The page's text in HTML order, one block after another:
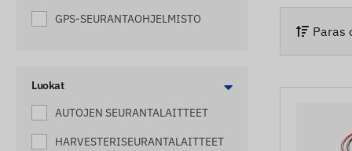
GPS-SEURANTAOHJELMISTO
Luokat
AUTOJEN SEURANTALAITTEET
HARVESTERISEURANTALAITTEET
Paras